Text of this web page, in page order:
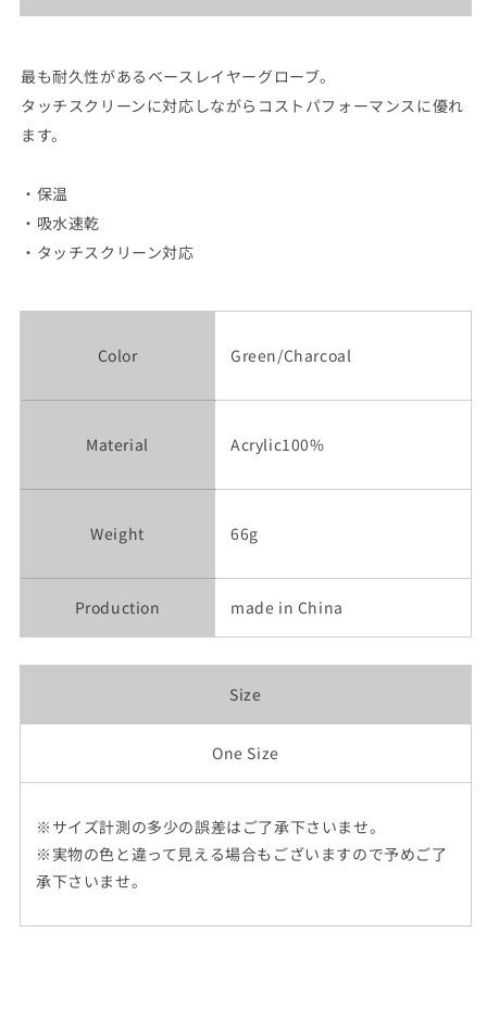
す
す
最も耐久性があるベースレイヤーグローブ。
タッチスクリーンに対応しながらコストパフォーマンスに優れ
ます。
・保温
・吸水速乾
・タッチスクリーン対応
Color Green/Charcoal
Material Acrylic100%
Weight 66g
Production made in China
Size
One Size
※サイズ計測の多少の誤差はご了承下さいませ。
※実物の色と違って見える場合もございますので予めご了
承下さいませ。